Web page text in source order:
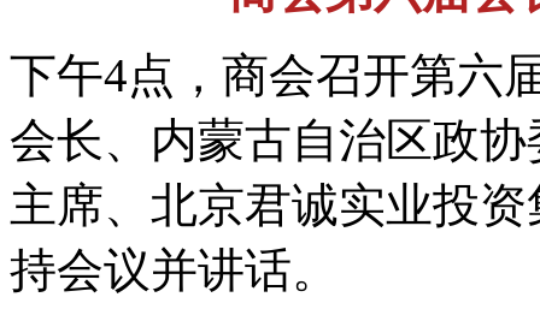
下午4点，商会召开第六
会长、内蒙古自治区政
主席、北京君诚实业投
持会议并讲话。